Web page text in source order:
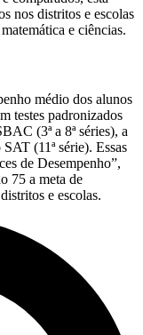
nos distritos e escolas
e ciências.
médio dos alunos
testes padronizados
(3ª a 8ª séries), a
(11ª série). Essas
de Desempenho”,
75 a meta de
e escolas.